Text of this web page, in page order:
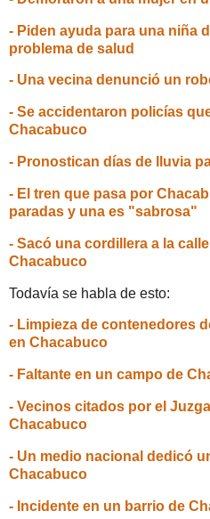
- Piden ayuda para una niña
problema de salud
- Una vecina denunció un
- Se accidentaron policías
Chacabuco
- Pronostican días de lluvia
- El tren que pasa por
paradas y una es "sabrosa"
- Sacó una cordillera a la
Chacabuco
Todavía se habla de esto:
- Limpieza de contenedores
en Chacabuco
- Faltante en un campo de
- Vecinos citados por el
Chacabuco
- Un medio nacional dedicó
Chacabuco
- Incidente en un barrio de